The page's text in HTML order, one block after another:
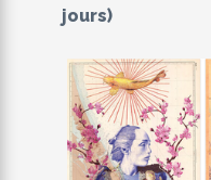
jours)